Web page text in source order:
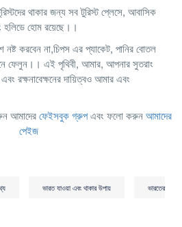
থাকার জন্য সব টুরিস্ট প্লেসে, আবাসিক
হলিডে হোম রয়েছে।।
নষ্ট করবেন না,চিপস এর প্যাকেট, পানির বোতল
ফেলুন।। এই পৃথিবী, আমার, আপনার সুতরাং
রক্ষনাবেক্ষনের দায়িত্বও আমার এবং
আমাদেরফেইসবুক গ্রুপএবং ফলো করুনআমাদের
পেইজ
ভারত যাওয়া এবং থাকার উপায়
ভারতের